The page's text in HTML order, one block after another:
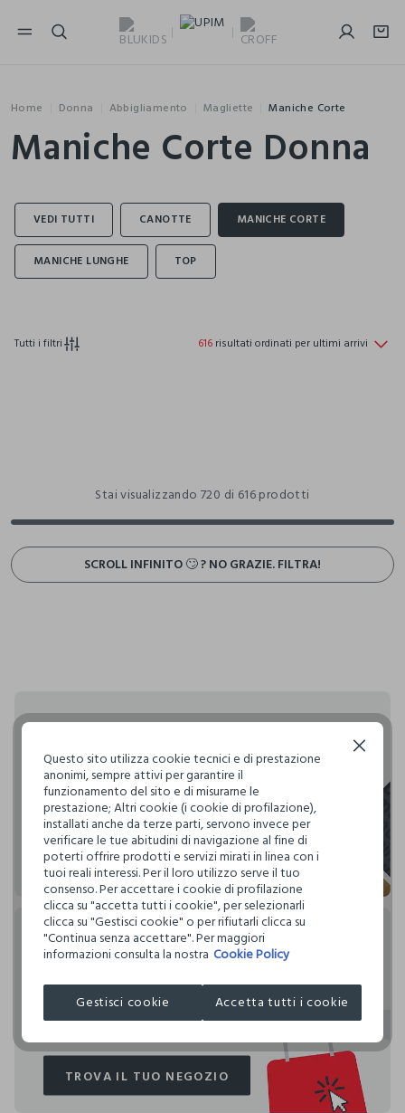
NAVIGATION.ARIA.GOTOMAINCONTENT
Home Donna Abbigliamento Magliette Maniche Corte
Maniche Corte Donna
Tutti i filtri 616 risultati ordinati per ultimi arrivi
Stai visualizzando 720 di 616 prodotti
SCROLL INFINITO 🙄 ? NO GRAZIE. FILTRA!
Rendi speciali i tuoi
acquisti
Upimcard e Premium Club solo le carte fedeltà che
rendono speciali i tuoi acquisti: ti aspettano vantaggi,
promozioni e sorprese pensate solo per te tutto l'anno!
SCOPRI DI PIÙ
SCOPRI DI PIÙ
Click & Collect
Scegli tu come ricevere più comodamente il tuo ordine
Upim: direttamente a casa o con consegna Click & Collect
nel negozio Upim più vicino a te!
TROVA IL TUO NEGOZIO
TROVA IL TUO NEGOZIO
Questo sito utilizza cookie tecnici e di prestazione
anonimi, sempre attivi per garantire il
funzionamento del sito e di misurarne le
prestazione; Altri cookie (i cookie di profilazione),
installati anche da terze parti, servono invece per
verificare le tue abitudini di navigazione al fine di
poterti offrire prodotti e servizi mirati in linea con i
tuoi reali interessi. Per il loro utilizzo serve il tuo
consenso. Per accettare i cookie di profilazione
clicca su "accetta tutti i cookie", per selezionarli
clicca su "Gestisci cookie" o per rifiutarli clicca su
"Continua senza accettare". Per maggiori
informazioni consulta la nostra Cookie Policy
Gestisci cookie Accetta tutti i cookie
Continua senza accettare